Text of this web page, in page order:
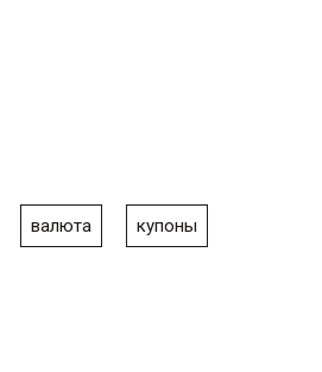
валюта купоны